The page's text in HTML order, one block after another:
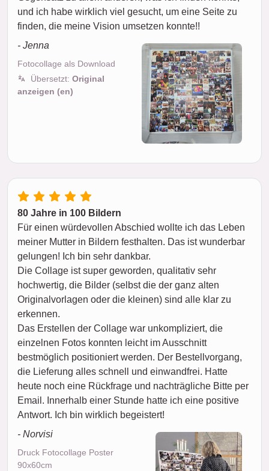
und ich habe wirklich viel gesucht, um eine Seite zu
finden, die meine Vision umsetzen konnte!!
- Jenna
Fotocollage als Download
Übersetzt: Original
anzeigen (en)
80 Jahre in 100 Bildern
Für einen würdevollen Abschied wollte ich das Leben
meiner Mutter in Bildern festhalten. Das ist wunderbar
gelungen! Ich bin sehr dankbar.
Die Collage ist super geworden, qualitativ sehr
hochwertig, die Bilder (selbst die der ganz alten
Originalvorlagen oder die kleinen) sind alle klar zu
erkennen.
Das Erstellen der Collage war unkompliziert, die
einzelnen Fotos konnten leicht im Ausschnitt
bestmöglich positioniert werden. Der Bestellvorgang,
die Lieferung alles schnell und einwandfrei. Hatte
heute noch eine Rückfrage und nachträgliche Bitte per
Email. Innerhalb einer Stunde hatte ich eine positive
Antwort. Ich bin wirklich begeistert!
- Norvisi
Druck Fotocollage Poster
90x60cm